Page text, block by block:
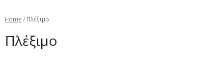
Home / Πλέξιμο
Πλέξιμο